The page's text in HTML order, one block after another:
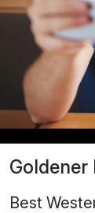
Goldener
Best